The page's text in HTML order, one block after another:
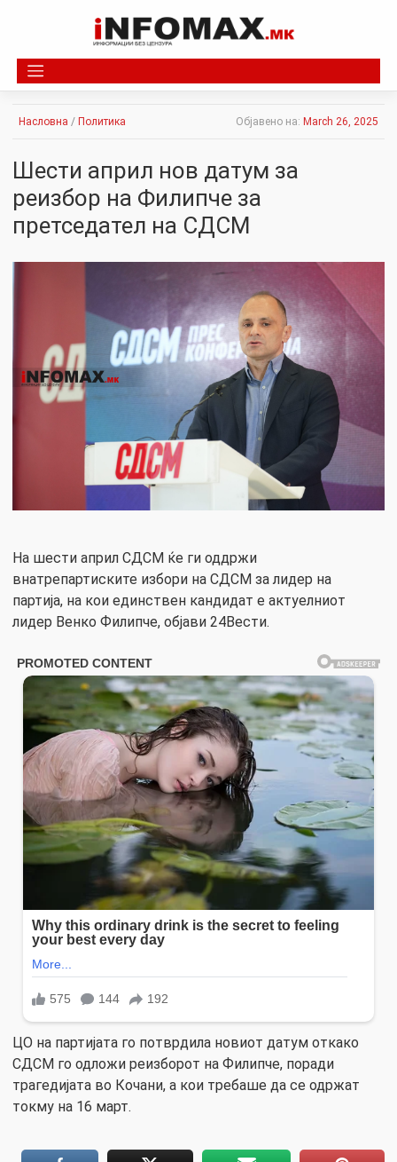
Насловна / Политика Објавено на: March 26, 2025
Шести април нов датум за
реизбор на Филипче за
претседател на СДСМ
На шести април СДСМ ќе ги оддржи
внатрепартиските избори на СДСМ за лидер на
партија, на кои единствен кандидат е актуелниот
лидер Венко Филипче, објави 24Вести.
ЦО на партијата го потврдила новиот датум откако
СДСМ го одложи реизборот на Филипче, поради
трагедијата во Кочани, а кои требаше да се одржат
токму на 16 март.